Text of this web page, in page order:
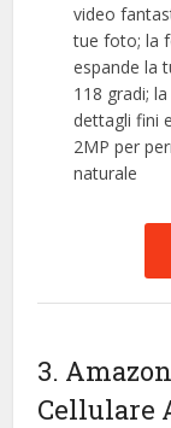
video
tue foto; la
espande la
118 gradi;
dettagli fini
2MP per
naturale
3.
Cellulare